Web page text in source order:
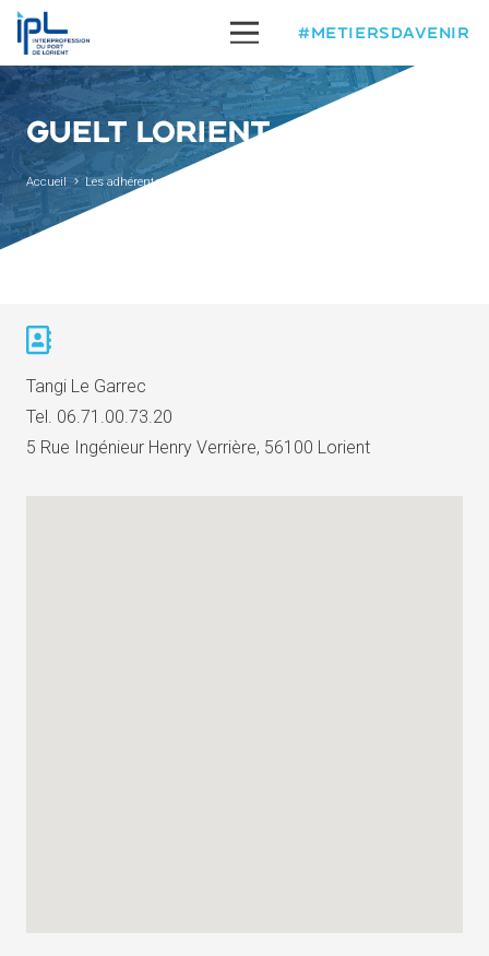
#METIERSDAVENIR
GUELT LORIENT
Accueil Les adhérents
Tangi Le Garrec
Tel. 06.71.00.73.20
5 Rue Ingénieur Henry Verrière, 56100 Lorient